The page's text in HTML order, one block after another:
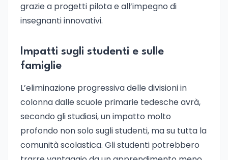
grazie a progetti pilota e all’impegno di
insegnanti innovativi.
Impatti sugli studenti e sulle
famiglie
L’eliminazione progressiva delle divisioni in
colonna dalle scuole primarie tedesche avrà,
secondo gli studiosi, un impatto molto
profondo non solo sugli studenti, ma su tutta la
comunità scolastica. Gli studenti potrebbero